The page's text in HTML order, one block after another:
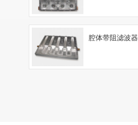
腔体带阻滤波器